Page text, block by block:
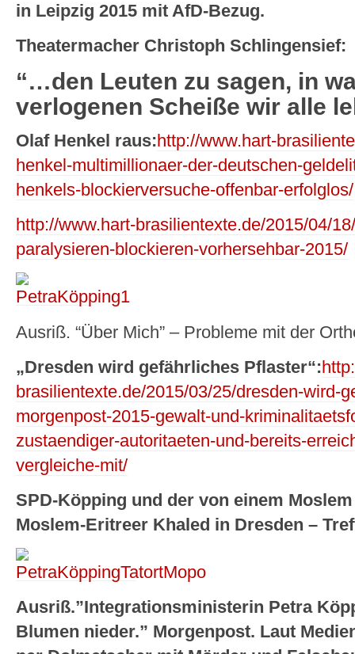
in Leipzig 2015 mit AfD-Bezug.
Theatermacher Christoph Schlingensief:
“…den Leuten zu sagen, in
verlogenen Scheiße wir alle
Olaf Henkel raus:http://www.hart-
henkel-multimillionaer-der-deutschen-
henkels-blockierversuche-offenbar-erfolglos/
http://www.hart-brasilientexte.de/2015/04/
paralysieren-blockieren-vorhersehbar-2015/
Ausriß. “Über Mich” – Probleme mit der
„Dresden wird gefährliches Pflaster“:
brasilientexte.de/2015/03/25/dresden-wird-
morgenpost-2015-gewalt-und-
zustaendiger-autoritaeten-und-bereits-
vergleiche-mit/
SPD-Köpping und der von einem
Moslem-Eritreer Khaled in Dresden –
Ausriß.”Integrationsministerin Petra
Blumen nieder.” Morgenpost. Laut